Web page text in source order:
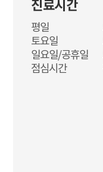
진료시간
평일
토요일
일요일/공휴일
점심시간